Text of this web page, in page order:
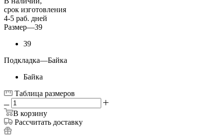
срок изготовления
4-5 раб. дней
Размер—39
39
Подкладка—Байка
Байка
Таблица размеров
В корзину
Рассчитать доставку